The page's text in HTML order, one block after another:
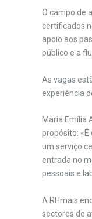
O campo de
certificados
apoio aos
público e a
As vagas
experiência
Maria Emília
propósito:
um serviço
entrada no
pessoais e
A RHmais
sectores de